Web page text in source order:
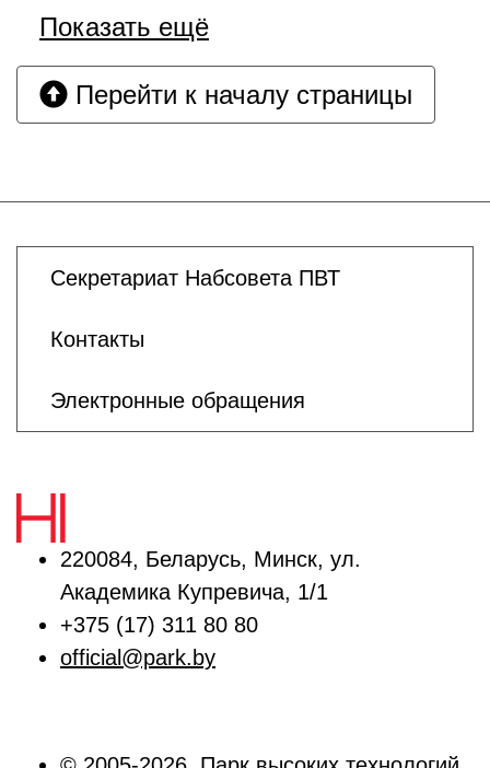
Показать ещё
Перейти к началу страницы
Секретариат Набсовета ПВТ
Контакты
Электронные обращения
220084, Беларусь, Минск, ул.
Академика Купревича, 1/1
+375 (17) 311 80 80
official@park.by